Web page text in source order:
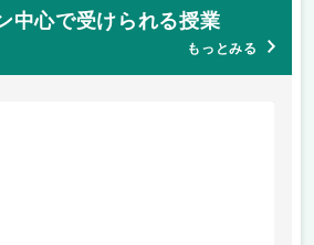
中心で受けられる授業
もっとみる